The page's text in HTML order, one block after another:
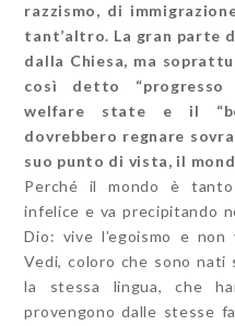
razzismo, di
tant’altro. La gran parte
dalla Chiesa, ma
così detto “progresso
welfare state e il
dovrebbero regnare
suo punto di vista, il
Perché il mondo è
infelice e va precipitando
Dio: vive l’egoismo e
Vedi, coloro che sono nati
la stessa lingua, che
provengono dalle stesse